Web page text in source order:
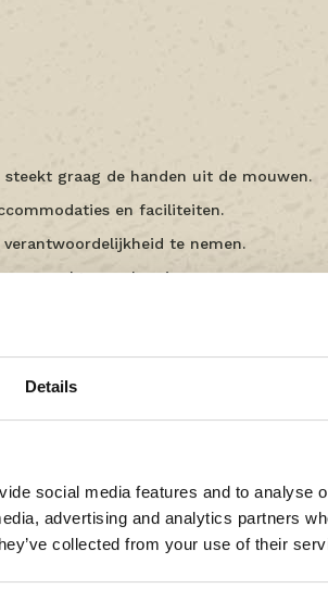
Details
social media features and to analyse
advertising and analytics partners
collected from your use of their
graag de handen uit de mouwen.
en faciliteiten.
te nemen.
en werkt nauwkeurig.
er weer blinkend schoon uitziet, van
en de indoor speeltuin